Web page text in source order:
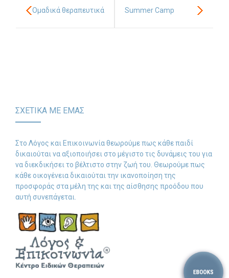
-- Παρέμβαση σε Ενήλικες
-- Διαταραχές
Δωρεάν Υλικό
-- Ασκήσεις
-- Ebooks
-- Τεστ Ανίχνευσης
Επικοινωνία
Ομαδικά θεραπευτικά Summer Camp
ΣΧΕΤΙΚΑ ΜΕ ΕΜΑΣ
Στο Λόγος και Επικοινωνία θεωρούμε πως κάθε παιδί
δικαιούται να αξιοποιήσει στο μέγιστο τις δυνάμεις του για
να διεκδικήσει το βέλτιστο στην ζωή του. Θεωρούμε πως
κάθε οικογένεια δικαιούται την ικανοποίηση της
προσφοράς στα μέλη της και της αίσθησης προόδου που
αυτή συνεπάγεται.